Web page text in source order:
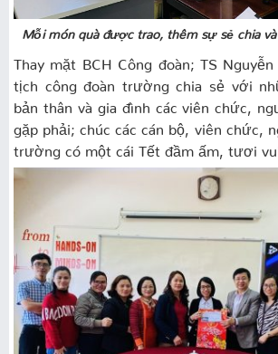
Mỗi món quà được trao, thêm sự sẻ chia
Thay mặt BCH Công đoàn; TS Nguyễn
tịch công đoàn trường chia sẻ với
bản thân và gia đình các viên chức,
gặp phải; chúc các cán bộ, viên chức,
trường có một cái Tết đầm ấm, tươi